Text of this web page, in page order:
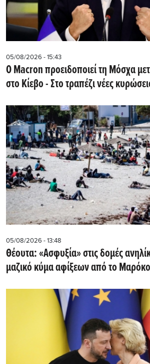
05/08/2026 - 15:43
Ο Macron προειδοποιεί τη Μόσχα
στο Κίεβο - Στο τραπέζι νέες
05/08/2026 - 13:48
Θέουτα: «Ασφυξία» στις δομές
μαζικό κύμα αφίξεων από το Μαρόκο